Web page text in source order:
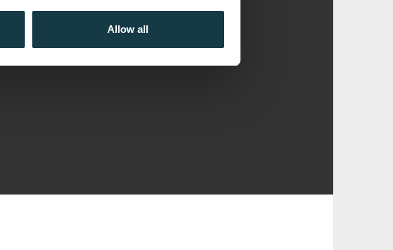
Allow all